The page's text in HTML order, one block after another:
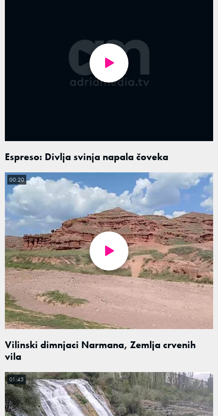
Espreso: Divlja svinja napala čoveka
Vilinski dimnjaci Narmana, Zemlja crvenih
vila
00:20
01:45